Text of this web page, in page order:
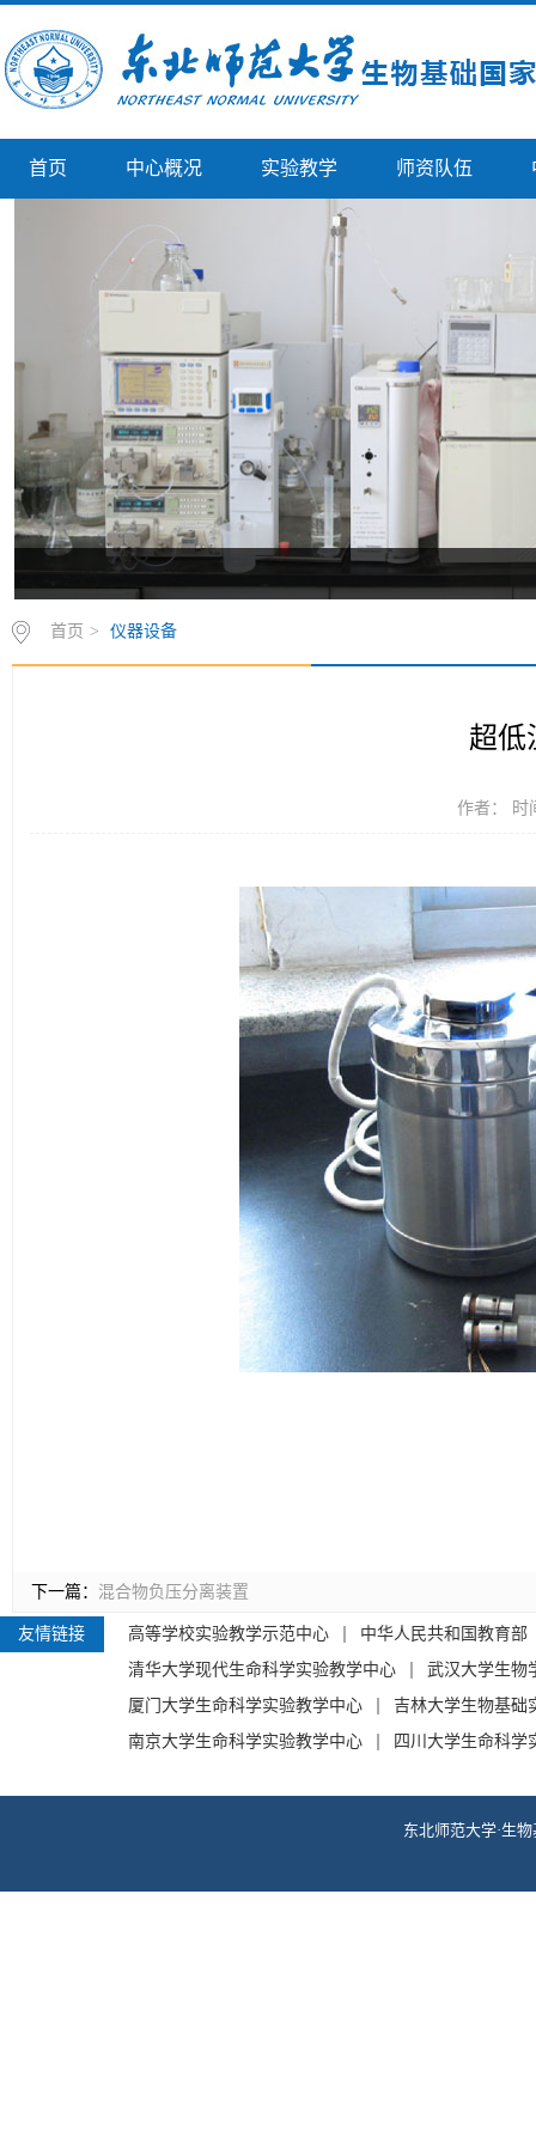
首页 中心概况 实验教学 师资队伍
首页 > 仪器设备
超低
作者： 时
下一篇： 混合物负压分离装置
友情链接 高等学校实验教学示范中心
中华人民共和国教育部
清华大学现代生命科学实验教学中心
武汉大学生物
厦门大学生命科学实验教学中心
吉林大学生物基础
南京大学生命科学实验教学中心
四川大学生命科学
东北师范大学·生